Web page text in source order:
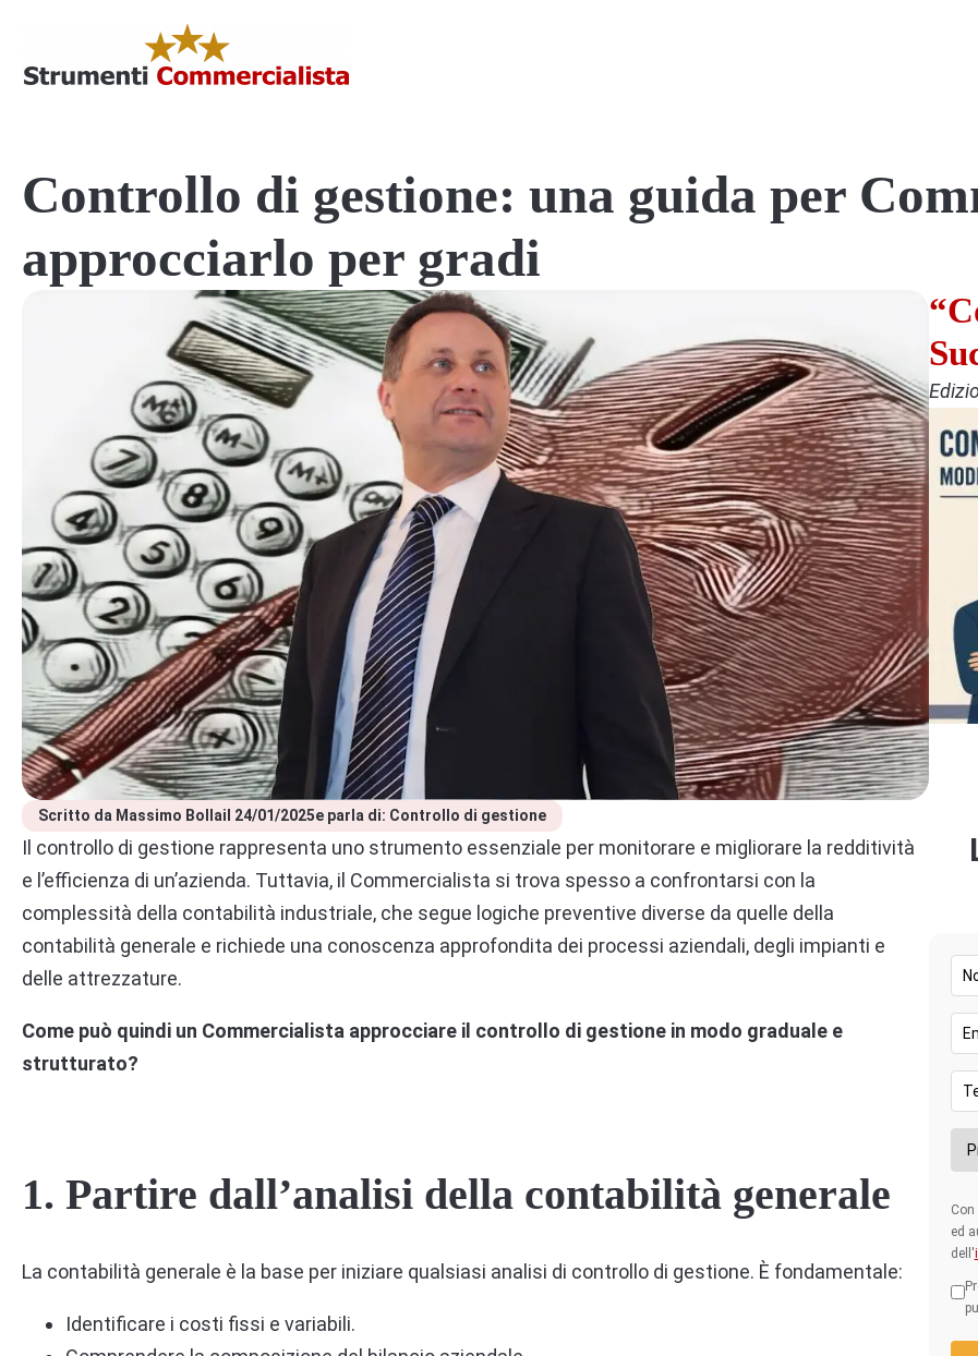
Controllo di gestione: una guida per
approcciarlo per gradi
Scritto da Massimo Bollail 24/01/2025e parla di: Controllo di gestione
Il controllo di gestione rappresenta uno strumento essenziale per monitorare e migliorare la redditività
e l’efficienza di un’azienda. Tuttavia, il Commercialista si trova spesso a confrontarsi con la
complessità della contabilità industriale, che segue logiche preventive diverse da quelle della
contabilità generale e richiede una conoscenza approfondita dei processi aziendali, degli impianti e
delle attrezzature.
Come può quindi un Commercialista approcciare il controllo di gestione in modo graduale e
strutturato?
1. Partire dall’analisi della contabilità generale
La contabilità generale è la base per iniziare qualsiasi analisi di controllo di gestione. È fondamentale:
Identificare i costi fissi e variabili.
ed
dell'